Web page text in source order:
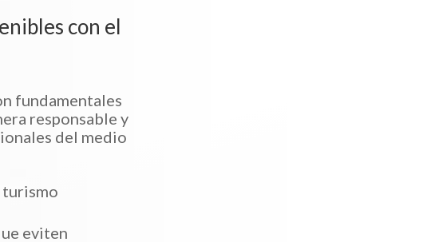
con el
fundamentales
responsable y
del medio
turismo
eviten